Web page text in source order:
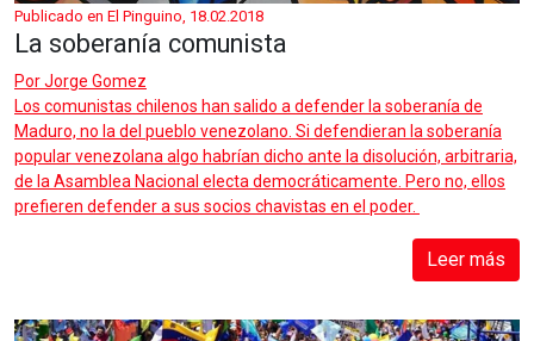
Publicado en El Pinguino, 18.02.2018
La soberanía comunista
PorJorge Gomez
Los comunistas chilenos han salido a defender la soberanía de
Maduro, no la del pueblo venezolano. Si defendieran la soberanía
popular venezolana algo habrían dicho ante la disolución, arbitraria,
de la Asamblea Nacional electa democráticamente. Pero no, ellos
prefieren defender a sus socios chavistas en el poder.
Leer más